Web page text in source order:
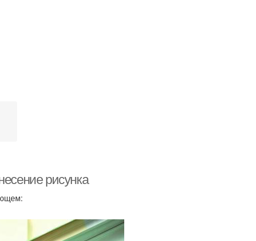
рисунка